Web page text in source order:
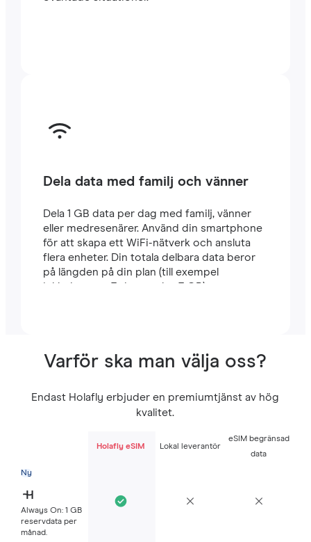
Dela data med familj och vänner
Dela 1 GB data per dag med familj, vänner
eller medresenärer. Använd din smartphone
för att skapa ett WiFi-nätverk och ansluta
flera enheter. Din totala delbara data beror
på längden på din plan (till exempel
inkluderar en 7-dagarsplan 7 GB).
Varför ska man välja oss?
Endast Holafly erbjuder en premiumtjänst av hög
kvalitet.
Holafly eSIM Lokal leverantör
eSIM begränsad
data
Ny
Always On: 1 GB
reservdata per
månad.